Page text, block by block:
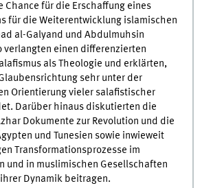
Chance für die Erschaffung eines
für die Weiterentwicklung islamischen
al-Galyand und Abdulmuhsin
verlangten einen differenzierten
als Theologie und erklärten,
sehr unter der
Orientierung vieler salafistischer
Darüber hinaus diskutierten die
Dokumente zur Revolution und die
und Tunesien sowie inwieweit
Transformationsprozesse im
und in muslimischen Gesellschaften
Dynamik beitragen.